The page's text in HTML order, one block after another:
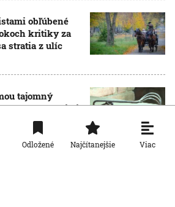
obľúbené
kritiky za
stratia z ulíc
tajomný
sme sa doň išli
Odložené Najčítanejšie Viac